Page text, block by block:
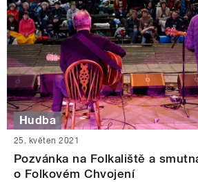
Hudba
25. květen 2021
Pozvánka na Folkaliště a
o Folkovém Chvojení